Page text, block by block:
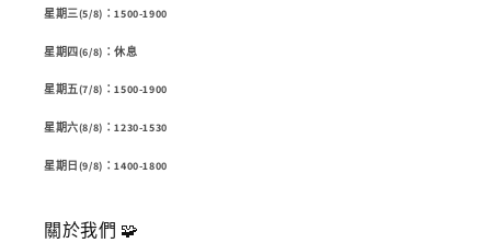
星期三(5/8)：1500-1900
星期四(6/8)：休息
星期五(7/8)：1500-1900
星期六(8/8)：1230-1530
星期日(9/8)：1400-1800
關於我們 🧩